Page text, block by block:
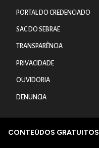
PORTAL DO CREDENCIADO
SAC DO SEBRAE
TRANSPARÊNCIA
PRIVACIDADE
OUVIDORIA
DENUNCIA
CONTEÚDOS GRATUITOS